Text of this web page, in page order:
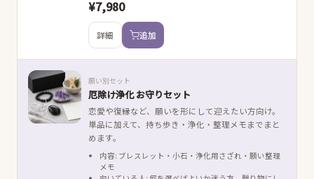
¥7,980
詳細 追加
願い別セット
厄除け浄化 お守りセット
恋愛や復縁など、願いを形にして迎えたい方向け。
単品に加えて、持ち歩き・浄化・整理メモまでまと
めます。
内容: ブレスレット・小石・浄化用さざれ・願い整理
メモ